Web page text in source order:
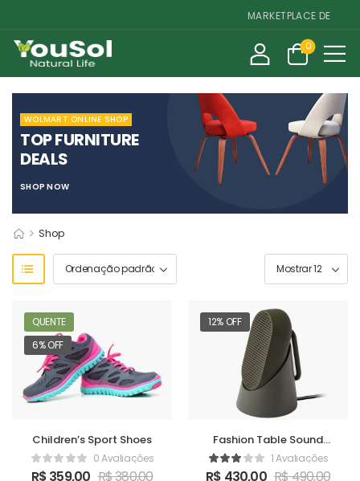
MARKETPLACE DE
0
WOLMART ONLINE SHOP
TOP FURNITURE
DEALS
SHOP NOW
> Shop
QUENTE
6% OFF
Children’s Sport Shoes
0 Avaliações
R$359,00 R$380,00
12% OFF
Fashion Table Sound
Maker1 Avaliações
R$ 430,00 R$490,00